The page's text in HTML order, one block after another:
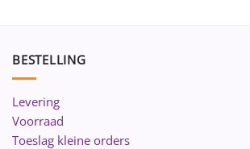
BESTELLING
Levering
Voorraad
Toeslag kleine orders